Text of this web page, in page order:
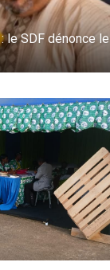
le SDF dénonce le